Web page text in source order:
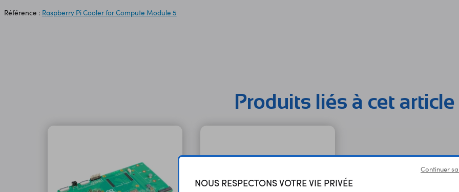
Référence : Raspberry Pi Cooler for Compute Module 5
Produits liés à cet article
Continuer
NOUS RESPECTONS VOTRE VIE PRIVÉE